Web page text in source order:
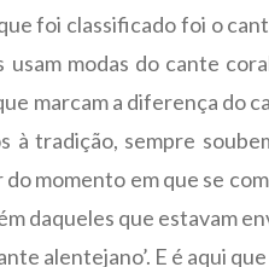
foi classificado foi o
modas do cante
marcam a diferença do
à tradição, sempre
momento em que se
daqueles que estavam
alentejano’. E é aqui